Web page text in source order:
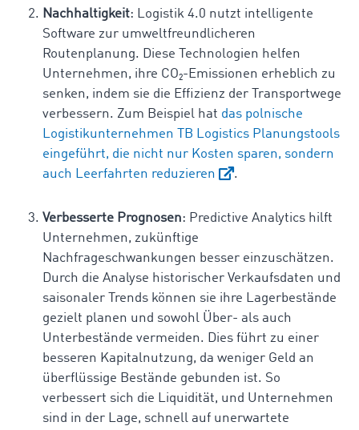
Nachhaltigkeit: Logistik 4.0 nutzt intelligente
Software zur umweltfreundlicheren
Routenplanung. Diese Technologien helfen
Unternehmen, ihre CO₂-Emissionen erheblich zu
senken, indem sie die Effizienz der Transportwege
verbessern. Zum Beispiel hat das polnische
Logistikunternehmen TB Logistics Planungstools
eingeführt, die nicht nur Kosten sparen, sondern
auch Leerfahrten reduzieren
.
Verbesserte Prognosen: Predictive Analytics hilft
Unternehmen, zukünftige
Nachfrageschwankungen besser einzuschätzen.
Durch die Analyse historischer Verkaufsdaten und
saisonaler Trends können sie ihre Lagerbestände
gezielt planen und sowohl Über- als auch
Unterbestände vermeiden. Dies führt zu einer
besseren Kapitalnutzung, da weniger Geld an
überflüssige Bestände gebunden ist. So
verbessert sich die Liquidität, und Unternehmen
sind in der Lage, schnell auf unerwartete